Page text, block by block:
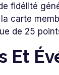
fidélité
carte
de 25
Et